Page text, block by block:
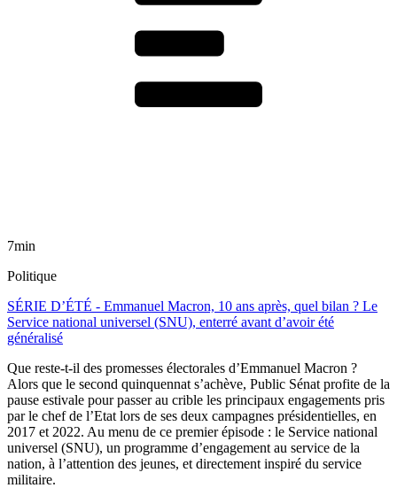
7min
Politique
SÉRIE D’ÉTÉ - Emmanuel Macron, 10 ans après, quel bilan ? Le
Service national universel (SNU), enterré avant d’avoir été
généralisé
Que reste-t-il des promesses électorales d’Emmanuel Macron ?
Alors que le second quinquennat s’achève, Public Sénat profite de la
pause estivale pour passer au crible les principaux engagements pris
par le chef de l’Etat lors de ses deux campagnes présidentielles, en
2017 et 2022. Au menu de ce premier épisode : le Service national
universel (SNU), un programme d’engagement au service de la
nation, à l’attention des jeunes, et directement inspiré du service
militaire.